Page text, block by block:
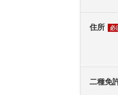
住所 必
二種免